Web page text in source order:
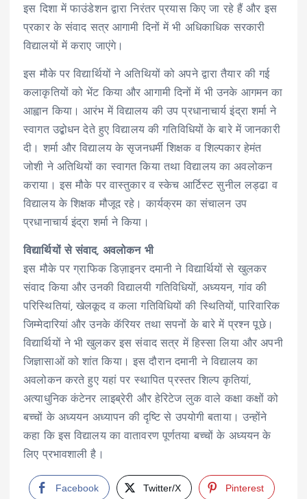
इस दिशा में फाउंडेशन द्वारा निरंतर प्रयास किए जा रहे हैं और इस
प्रकार के संवाद सत्र आगामी दिनों में भी अधिकाधिक सरकारी
विद्यालयों में कराए जाएंगे।
इस मौके पर विद्यार्थियों ने अतिथियों को अपने द्वारा तैयार की गई
कलाकृतियों को भेंट किया और आगामी दिनों में भी उनके आगमन का
आह्वान किया। आरंभ में विद्यालय की उप प्रधानाचार्य इंद्रा शर्मा ने
स्वागत उद्बोधन देते हुए विद्यालय की गतिविधियों के बारे में जानकारी
दी। शर्मा और विद्यालय के सृजनधर्मी शिक्षक व शिल्पकार हेमंत
जोशी ने अतिथियों का स्वागत किया तथा विद्यालय का अवलोकन
कराया। इस मौके पर वास्तुकार व स्केच आर्टिस्ट सुनील लड्ढा व
विद्यालय के शिक्षक मौजूद रहे। कार्यक्रम का संचालन उप
प्रधानाचार्य इंद्रा शर्मा ने किया।
विद्यार्थियों से संवाद, अवलोकन भी
इस मौके पर ग्राफिक डिज़ाइनर दमानी ने विद्यार्थियों से खुलकर
संवाद किया और उनकी विद्यालयी गतिविधियों, अध्ययन, गांव की
परिस्थितियां, खेलकूद व कला गतिविधियों की स्थितियों, पारिवारिक
जिम्मेदारियां और उनके कॅरियर तथा सपनों के बारे में प्रश्न पूछे।
विद्यार्थियों ने भी खुलकर इस संवाद सत्र में हिस्सा लिया और अपनी
जिज्ञासाओं को शांत किया। इस दौरान दमानी ने विद्यालय का
अवलोकन करते हुए यहां पर स्थापित प्रस्तर शिल्प कृतियां,
अत्याधुनिक कंटेनर लाइब्रेरी और हेरिटेज लुक वाले कक्षा कक्षों को
बच्चों के अध्ययन अध्यापन की दृष्टि से उपयोगी बताया। उन्होंने
कहा कि इस विद्यालय का वातावरण पूर्णतया बच्चों के अध्ययन के
लिए प्रभावशाली है।
Facebook Twitter/X Pinterest